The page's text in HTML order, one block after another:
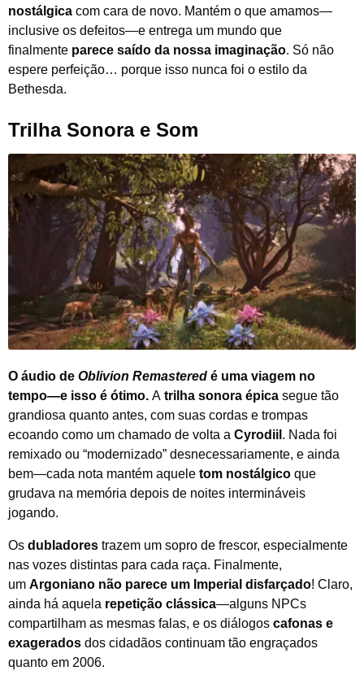
nostálgica com cara de novo. Mantém o que amamos—
inclusive os defeitos—e entrega um mundo que
finalmente parece saído da nossa imaginação. Só não
espere perfeição… porque isso nunca foi o estilo da
Bethesda.
Trilha Sonora e Som
O áudio de Oblivion Remastered é uma viagem no
tempo—e isso é ótimo. A trilha sonora épica segue tão
grandiosa quanto antes, com suas cordas e trompas
ecoando como um chamado de volta a Cyrodiil . Nada foi
remixado ou “modernizado” desnecessariamente, e ainda
bem—cada nota mantém aquele tom nostálgico que
grudava na memória depois de noites intermináveis
jogando.
Os dubladores trazem um sopro de frescor, especialmente
nas vozes distintas para cada raça. Finalmente,
um Argoniano não parece um Imperial disfarçado! Claro,
ainda há aquela repetição clássica—alguns NPCs
compartilham as mesmas falas, e os diálogos cafonas e
exagerados dos cidadãos continuam tão engraçados
quanto em 2006.